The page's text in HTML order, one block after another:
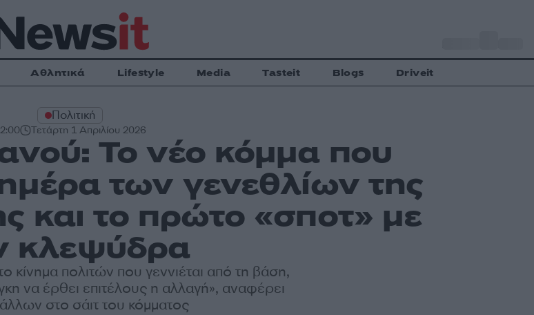
Αθλητικά Lifestyle Media Tasteit Blogs Driveit
Πολιτική
Τετάρτη 1 Απριλίου 2026
Το νέο κόμμα που
των γενεθλίων της
και το πρώτο «σποτ» με
κλεψύδρα
κίνημα πολιτών που γεννιέται από τη βάση,
να έρθει επιτέλους η αλλαγή», αναφέρει
στο σάιτ του κόμματος